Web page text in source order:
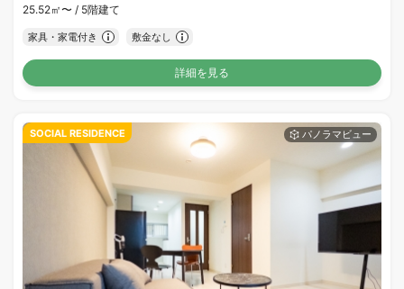
25.52㎡〜 / 5階建て
家具・家電付き 敷金なし
詳細を見る
SOCIAL RESIDENCE